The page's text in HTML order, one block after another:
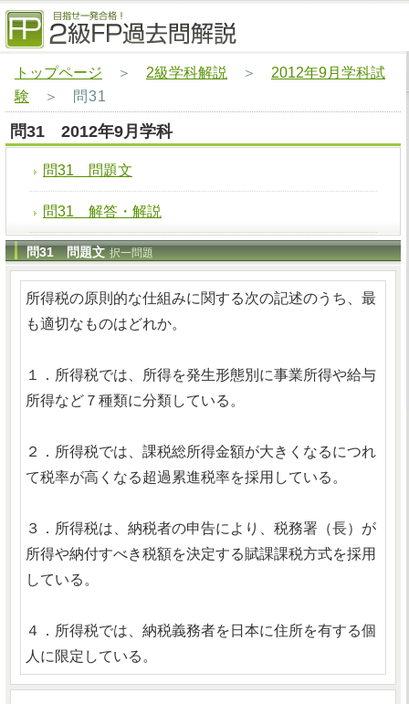
トップページ ＞ 2級学科解説 ＞ 2012年9月学科試
験 ＞ 問31
問31 2012年9月学科
問31 問題文
問31 解答・解説
問31 問題文 択一問題
所得税の原則的な仕組みに関する次の記述のうち、最
も適切なものはどれか。
１．所得税では、所得を発生形態別に事業所得や給与
所得など７種類に分類している。
２．所得税では、課税総所得金額が大きくなるにつれ
て税率が高くなる超過累進税率を採用している。
３．所得税は、納税者の申告により、税務署（長）が
所得や納付すべき税額を決定する賦課課税方式を採用
している。
４．所得税では、納税義務者を日本に住所を有する個
人に限定している。